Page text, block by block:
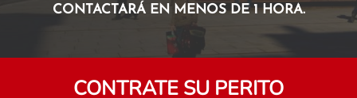
CONTACTARÁ EN MENOS DE 1 HORA.
CONTRATE SU PERITO